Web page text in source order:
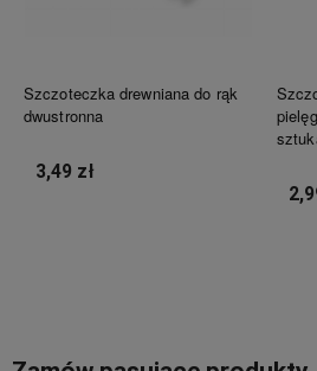
Szczoteczka drewniana do rąk
dwustronna
3,49 zł